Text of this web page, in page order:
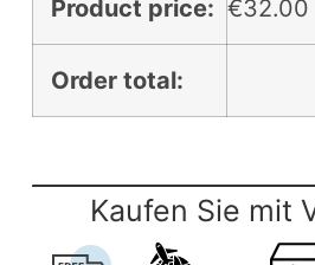
Product price: €32.00
Order total:
Kaufen Sie mit